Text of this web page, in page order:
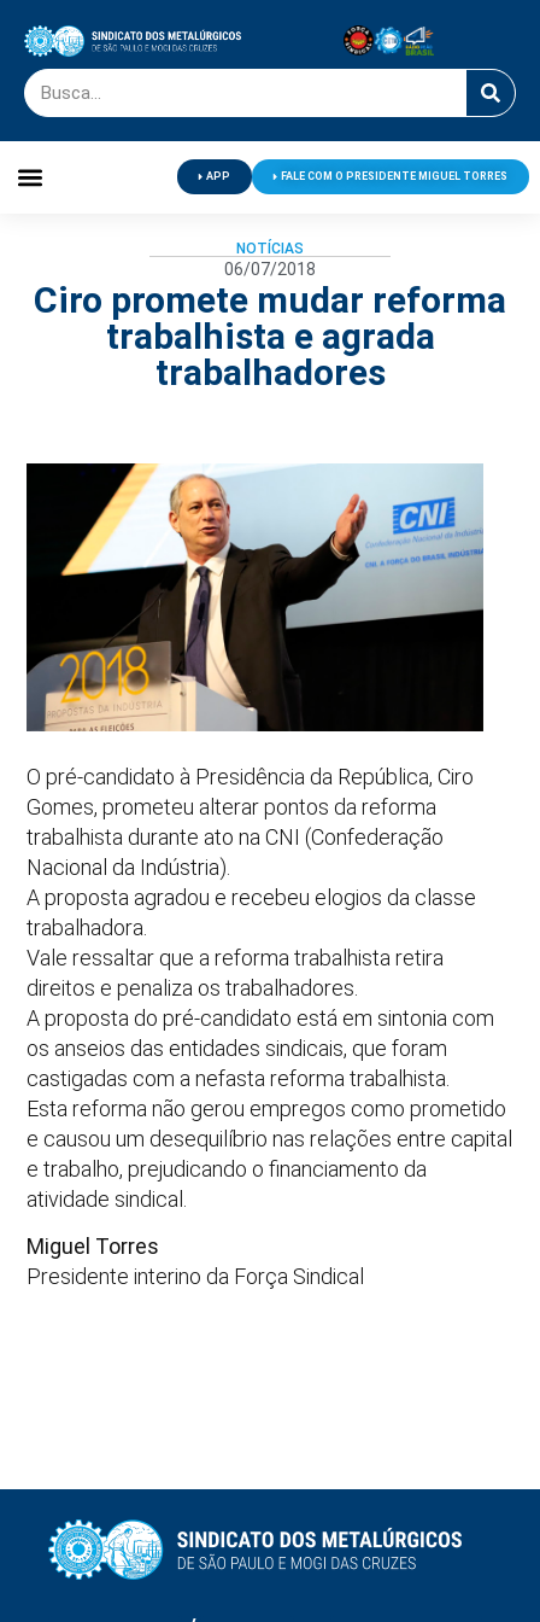
APP FALE COM O PRESIDENTE MIGUEL TORRES
NOTÍCIAS
06/07/2018
Ciro promete mudar reforma
trabalhista e agrada
trabalhadores
O pré-candidato à Presidência da República, Ciro
Gomes, prometeu alterar pontos da reforma
trabalhista durante ato na CNI (Confederação
Nacional da Indústria).
A proposta agradou e recebeu elogios da classe
trabalhadora.
Vale ressaltar que a reforma trabalhista retira
direitos e penaliza os trabalhadores.
A proposta do pré-candidato está em sintonia com
os anseios das entidades sindicais, que foram
castigadas com a nefasta reforma trabalhista.
Esta reforma não gerou empregos como prometido
e causou um desequilíbrio nas relações entre capital
e trabalho, prejudicando o financiamento da
atividade sindical.
Miguel Torres
Presidente interino da Força Sindical